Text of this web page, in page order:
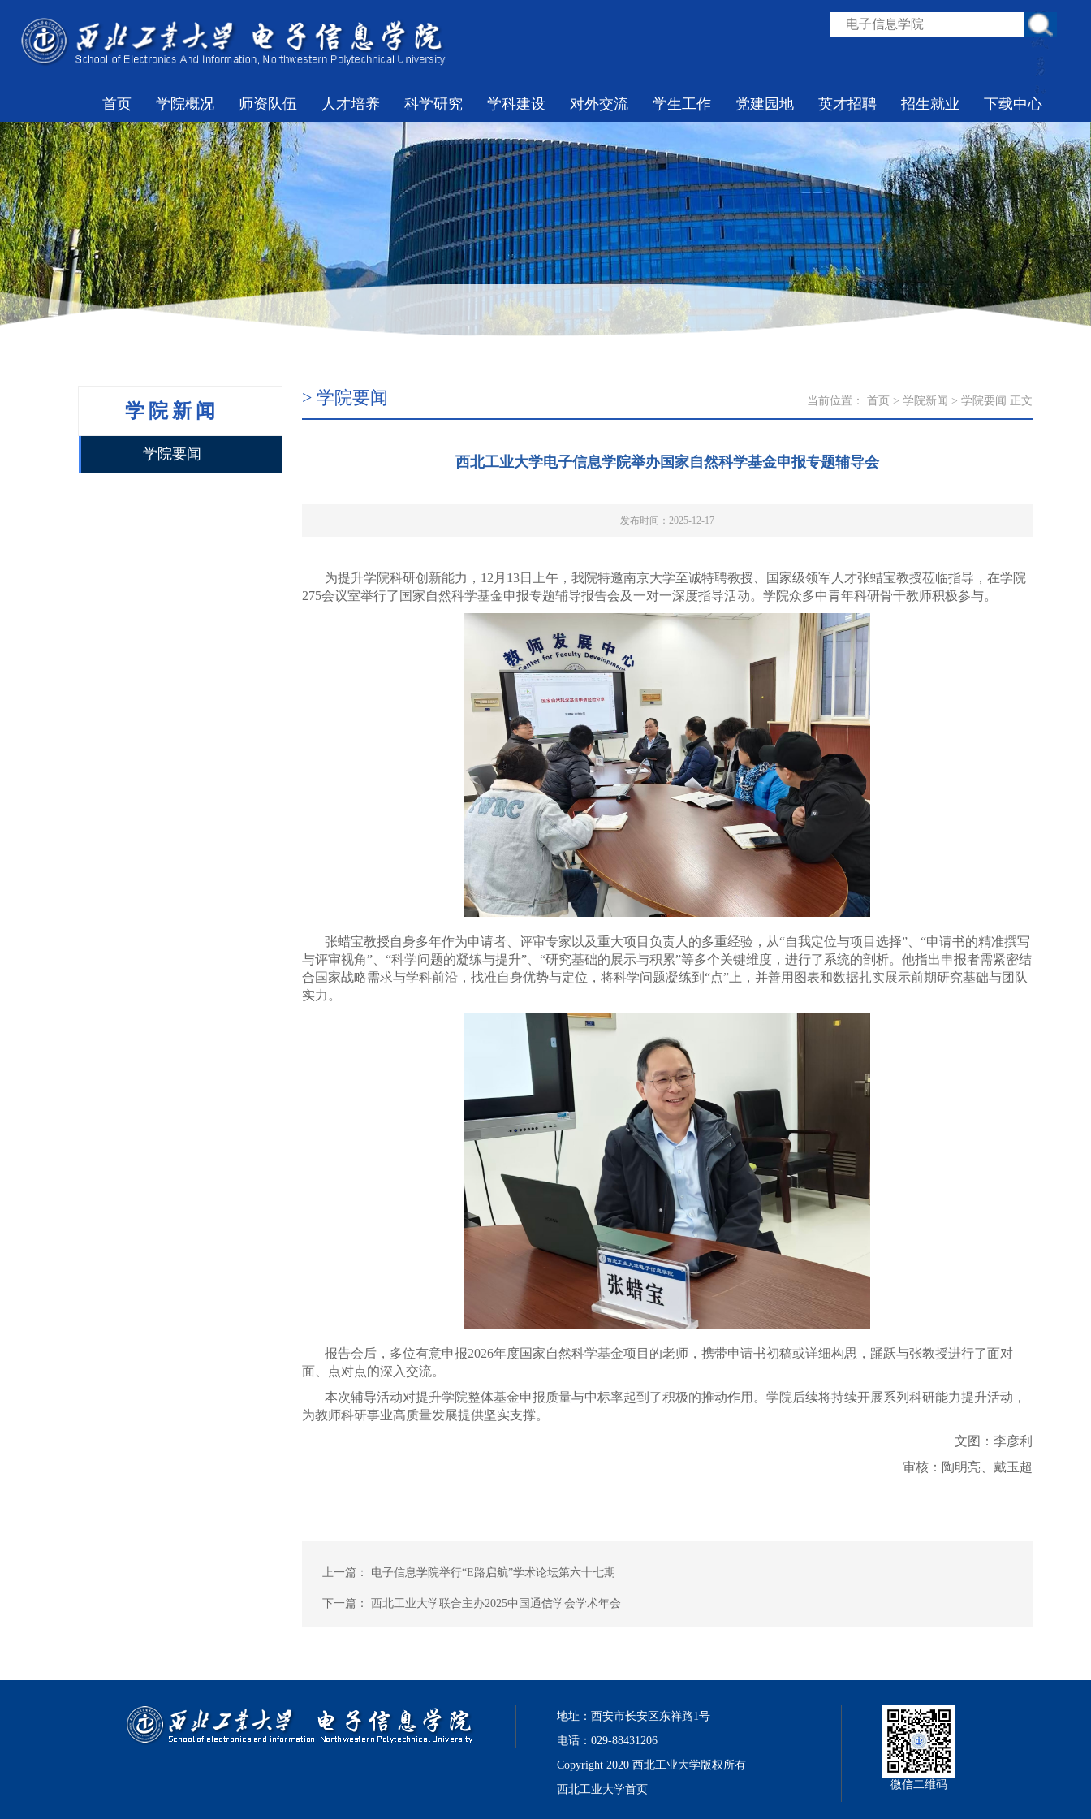
首页 学院概况 师资队伍 人才培养 科学研究 学科建设 对外交流 学生工作 党建园地 英才招聘 招生就业 下载中心
学院新闻
学院要闻
> 学院要闻 当前位置： 首页 > 学院新闻 > 学院要闻 正文
西北工业大学电子信息学院举办国家自然科学基金申报专题辅导会
发布时间：2025-12-17
为提升学院科研创新能力，12月13日上午，我院特邀南京大学至诚特聘教授、国家级领军人才张蜡宝教授莅临指导，在学院
275会议室举行了国家自然科学基金申报专题辅导报告会及一对一深度指导活动。学院众多中青年科研骨干教师积极参与。
张蜡宝教授自身多年作为申请者、评审专家以及重大项目负责人的多重经验，从“自我定位与项目选择”、“申请书的精准撰写
与评审视角”、“科学问题的凝练与提升”、“研究基础的展示与积累”等多个关键维度，进行了系统的剖析。他指出申报者需紧密结
合国家战略需求与学科前沿，找准自身优势与定位，将科学问题凝练到“点”上，并善用图表和数据扎实展示前期研究基础与团队
实力。
报告会后，多位有意申报2026年度国家自然科学基金项目的老师，携带申请书初稿或详细构思，踊跃与张教授进行了面对
面、点对点的深入交流。
本次辅导活动对提升学院整体基金申报质量与中标率起到了积极的推动作用。学院后续将持续开展系列科研能力提升活动，
为教师科研事业高质量发展提供坚实支撑。
文图：李彦利
审核：陶明亮、戴玉超
上一篇： 电子信息学院举行“E路启航”学术论坛第六十七期
下一篇： 西北工业大学联合主办2025中国通信学会学术年会
地址：西安市长安区东祥路1号
电话：029-88431206
Copyright 2020 西北工业大学版权所有
西北工业大学首页
微信二维码